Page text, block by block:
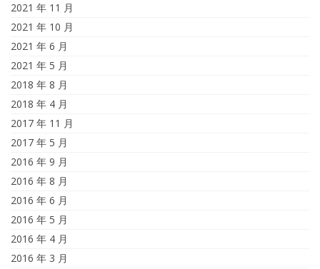
2021 年 11 月
2021 年 10 月
2021 年 6 月
2021 年 5 月
2018 年 8 月
2018 年 4 月
2017 年 11 月
2017 年 5 月
2016 年 9 月
2016 年 8 月
2016 年 6 月
2016 年 5 月
2016 年 4 月
2016 年 3 月